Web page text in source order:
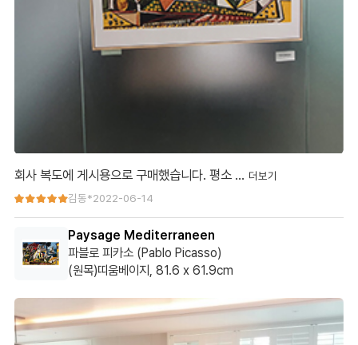
회사 복도에 게시용으로 구매했습니다. 평소 …
회사 복도에 게시용으로 구매했습니다. 평소 많은 방문객들이 있어
색상, 고급스러운 테두리 처리 모두 마음에 듭니다.
김동*2022-06-14
Paysage Mediterraneen
파블로 피카소 (Pablo Picasso)
(원목)띠움베이지, 81.6 x 61.9cm